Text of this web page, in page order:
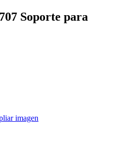
Soporte para
imagen